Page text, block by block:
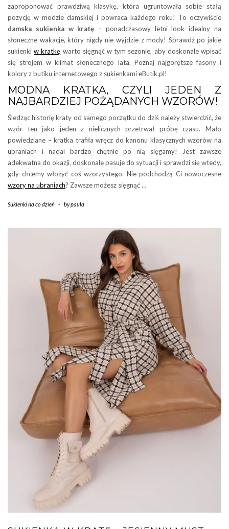
zaproponować prawdziwą klasykę, która ugruntowała sobie stałą
pozycję w modzie damskiej i powraca każdego roku! To oczywiście
damska sukienka w kratę – ponadczasowy letni look idealny na
słoneczne wakacje, który nigdy nie wyjdzie z mody! Sprawdź po jakie
sukienkiw kratkę warto sięgnąć w tym sezonie, aby doskonale wpisać
się strojem w klimat słonecznego lata. Poznaj najgorętsze fasony i
kolory z butiku internetowego z sukienkami eButik.pl!
MODNA KRATKA, CZYLI JEDEN Z
NAJBARDZIEJ POŻĄDANYCH WZORÓW!
Śledząc historię kraty od samego początku do dziś należy stwierdzić, że
wzór ten jako jeden z nielicznych przetrwał próbę czasu. Mało
powiedziane – kratka trafiła wręcz do kanonu klasycznych wzorów na
ubraniach i nadal bardzo chętnie po nią sięgamy! Jest zawsze
adekwatna do okazji, doskonale pasuje do sytuacji i sprawdzi się wtedy,
gdy chcemy włożyć coś wzorzystego. Nie podchodzą Ci nowoczesne
wzory na ubraniach? Zawsze możesz sięgnąć …
Sukienki na co dzień - bypaula